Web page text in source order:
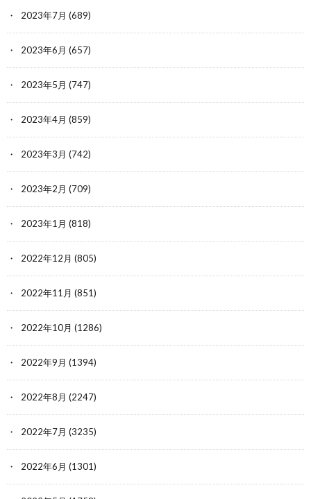
2023年7月 (689)
2023年6月 (657)
2023年5月 (747)
2023年4月 (859)
2023年3月 (742)
2023年2月 (709)
2023年1月 (818)
2022年12月 (805)
2022年11月 (851)
2022年10月 (1286)
2022年9月 (1394)
2022年8月 (2247)
2022年7月 (3235)
2022年6月 (1301)